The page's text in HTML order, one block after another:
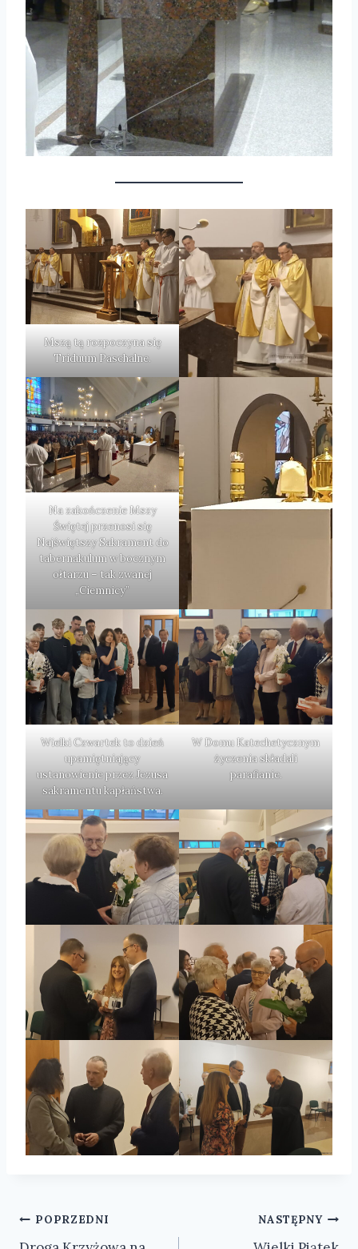
Mszą tą rozpoczyna się
Triduum Paschalne.
Na zakończenie Mszy
Świętej przenosi się
Najświętszy Sakrament do
tabernakulum w bocznym
ołtarzu – tak zwanej
„Ciemnicy”
Wielki Czwartek to dzień
upamiętniający
ustanowienie przez Jezusa
sakramentu kapłaństwa.
W Domu Katechetycznym
życzenia składali
parafianie.
Nawigacja
POPRZEDNI NASTĘPNY